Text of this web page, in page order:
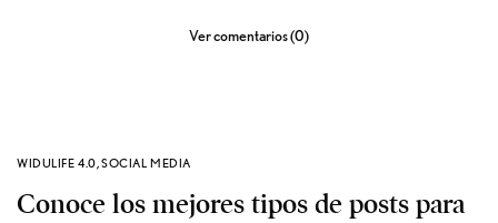
Ver comentarios (0)
WIDULIFE 4.0,SOCIAL MEDIA
Conoce los mejores tipos de posts para